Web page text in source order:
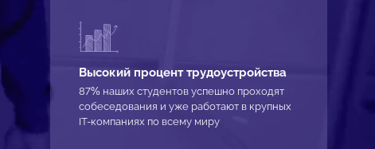
Высокий процент трудоустройства
87% наших студентов успешно проходят
собеседования и уже работают в крупных
IT-компаниях по всему миру